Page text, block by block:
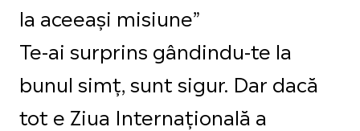
la aceeași misiune”
Te-ai surprins gândindu-te la
bunul simț, sunt sigur. Dar dacă
tot e Ziua Internațională a